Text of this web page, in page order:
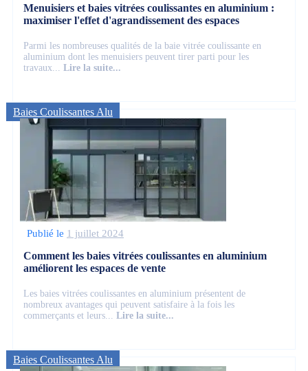
Menuisiers et baies vitrées coulissantes en aluminium :
maximiser l'effet d'agrandissement des espaces
Parmi les nombreuses qualités de la baie vitrée coulissante en
aluminium dont les menuisiers peuvent tirer parti pour les
travaux... Lire la suite...
Baies Coulissantes Alu
Publié le 1 juillet 2024
Comment les baies vitrées coulissantes en aluminium
améliorent les espaces de vente
Les baies vitrées coulissantes en aluminium présentent de
nombreux avantages qui peuvent satisfaire à la fois les
commerçants et leurs... Lire la suite...
Baies Coulissantes Alu